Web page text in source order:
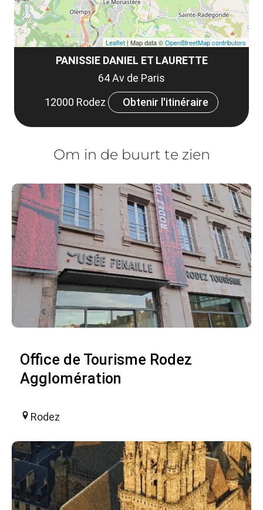
PANISSIE DANIEL ET LAURETTE
64 Av de Paris
12000 Rodez
Obtenir l'itinéraire
Leaflet | Map data ©OpenStreetMap contributors
Om in de buurt te zien
Office de Tourisme Rodez
Agglomération
Rodez